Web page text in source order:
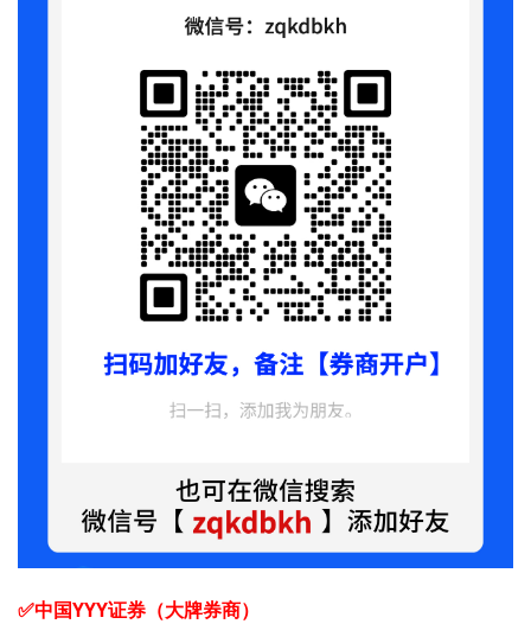
✅中国YYY证券（大牌券商）